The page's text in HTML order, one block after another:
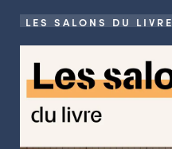
LES SALONS DU LIVRE